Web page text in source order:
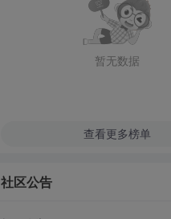
暂无数据
查看更多榜单
社区公告